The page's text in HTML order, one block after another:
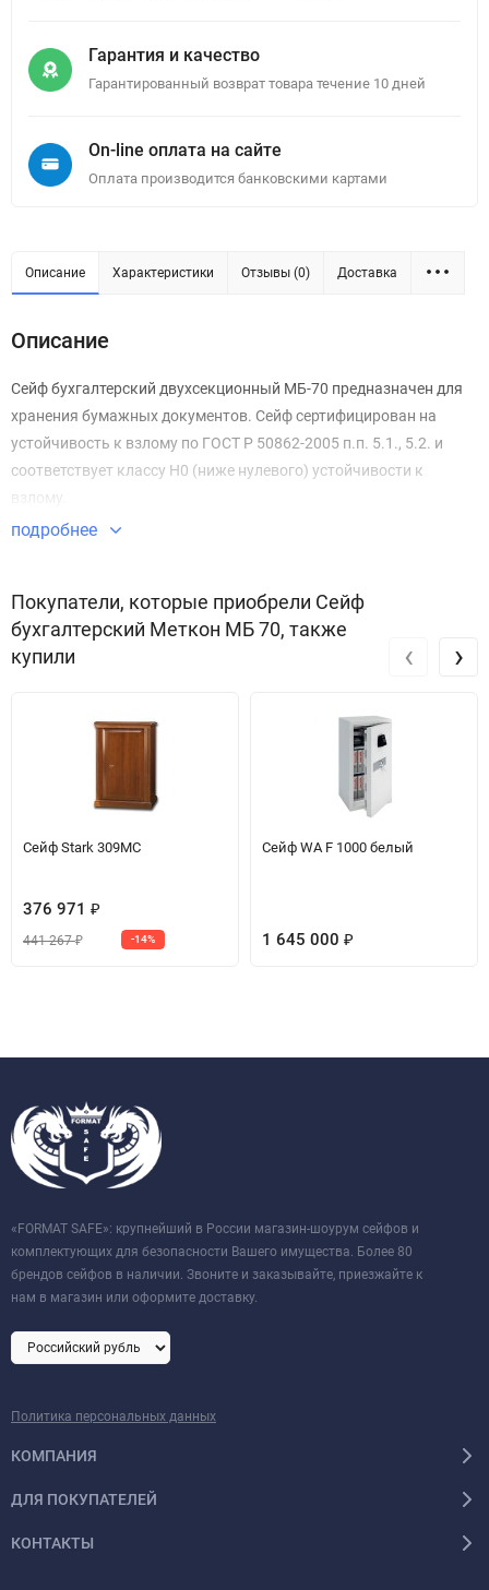
Гарантия и качество
Гарантированный возврат товара течение 10 дней
On-line оплата на сайте
Оплата производится банковскими картами
Описание Характеристики Отзывы (0) Доставка
Описание
Сейф бухгалтерский двухсекционный МБ-70 предназначен для
хранения бумажных документов. Сейф сертифицирован на
устойчивость к взлому по ГОСТ Р 50862-2005 п.п. 5.1., 5.2. и
соответствует классу Н0 (ниже нулевого) устойчивости к
взлому.
подробнее
Покупатели, которые приобрели Сейф
бухгалтерский Меткон МБ 70, также
купили
Сейф Stark 309MC
376 971 ₽
441 267₽ -14%
Сейф WA F 1000 белый
1 645 000 ₽
‹ ›
«FORMAT SAFE»: крупнейший в России магазин-шоурум сейфов и
комплектующих для безопасности Вашего имущества. Более 80
брендов сейфов в наличии. Звоните и заказывайте, приезжайте к
нам в магазин или оформите доставку.
Политика персональных данных
КОМПАНИЯ
ДЛЯ ПОКУПАТЕЛЕЙ
КОНТАКТЫ